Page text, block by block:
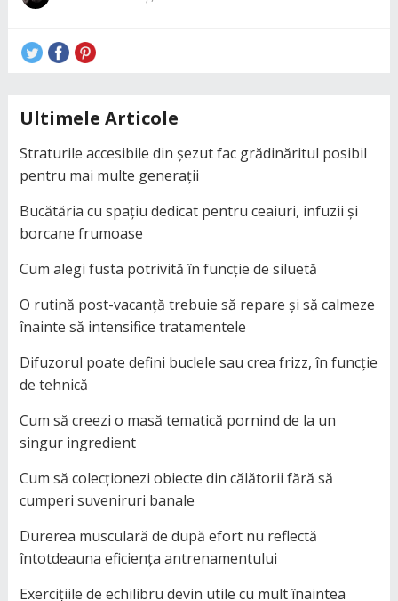
Ultimele Articole
Straturile accesibile din șezut fac grădinăritul posibil
pentru mai multe generații
Bucătăria cu spațiu dedicat pentru ceaiuri, infuzii și
borcane frumoase
Cum alegi fusta potrivită în funcție de siluetă
O rutină post-vacanță trebuie să repare și să calmeze
înainte să intensifice tratamentele
Difuzorul poate defini buclele sau crea frizz, în funcție
de tehnică
Cum să creezi o masă tematică pornind de la un
singur ingredient
Cum să colecționezi obiecte din călătorii fără să
cumperi suveniruri banale
Durerea musculară de după efort nu reflectă
întotdeauna eficiența antrenamentului
Exercițiile de echilibru devin utile cu mult înaintea